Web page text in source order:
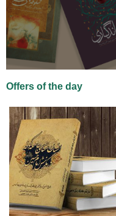
Offers of the day